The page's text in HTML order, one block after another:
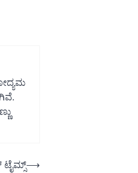
⟶